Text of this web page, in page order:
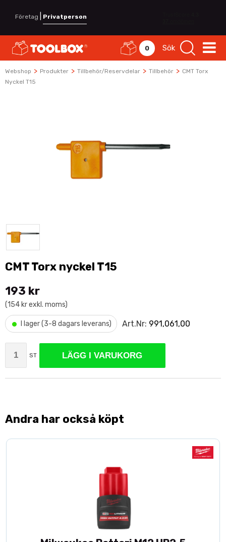
Företag Privatperson
0 Sök
Webshop > Produkter > Tillbehör/Reservdelar > Tillbehör > CMT Torx
Nyckel T15
CMT Torx nyckel T15
193 kr
(154 kr exkl. moms)
• I lager (3-8 dagars leverans) Art.Nr: 991,061,00
ST LÄGG I VARUKORG
Andra har också köpt